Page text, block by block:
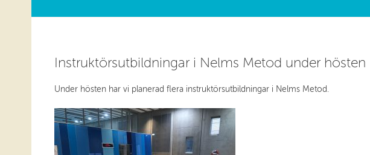
Instruktörsutbildningar i Nelms Metod under hösten
Under hösten har vi planerad flera instruktörsutbildningar i Nelms Metod.